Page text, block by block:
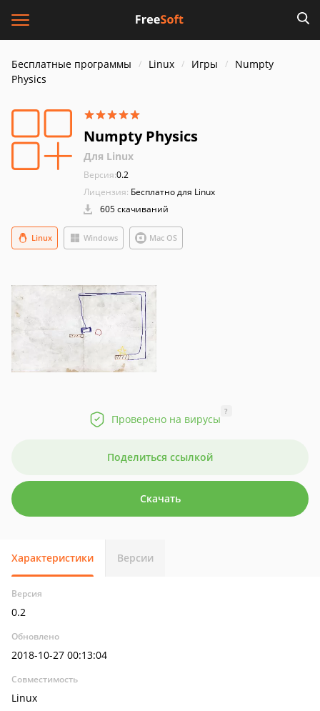
Бесплатные программы Linux Игры
Numpty
Physics
Numpty Physics
Для Linux
Версия:0.2
Лицензия: Бесплатно для Linux
605 скачиваний
Windows
Linux Mac OS
Проверено на вирусы
?
Поделиться ссылкой
Скачать
Характеристики Версии
Версия
0.2
Обновлено
2018-10-27 00:13:04
Совместимость
Linux